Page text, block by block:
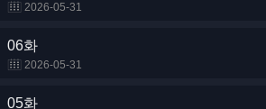
2026-05-31
06화
2026-05-31
05화